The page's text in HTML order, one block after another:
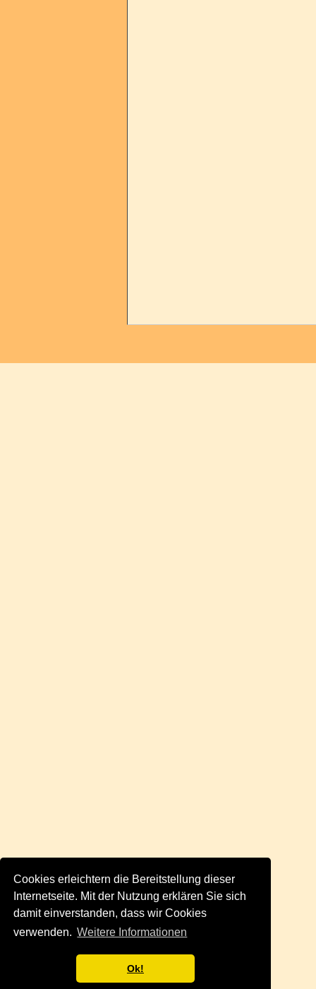
Cookies erleichtern die Bereitstellung dieser
Internetseite. Mit der Nutzung erklären Sie sich
damit einverstanden, dass wir Cookies
verwenden. Weitere Informationen
Ok!